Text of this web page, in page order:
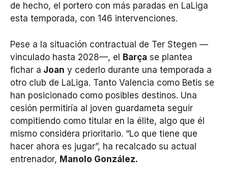
de hecho, el portero con más paradas en LaLiga
esta temporada, con 146 intervenciones.
Pese a la situación contractual de Ter Stegen —
vinculado hasta 2028—, el Barça se plantea
fichar a Joan y cederlo durante una temporada a
otro club de LaLiga. Tanto Valencia como Betis se
han posicionado como posibles destinos. Una
cesión permitiría al joven guardameta seguir
compitiendo como titular en la élite, algo que él
mismo considera prioritario. “Lo que tiene que
hacer ahora es jugar”, ha recalcado su actual
entrenador, Manolo González.